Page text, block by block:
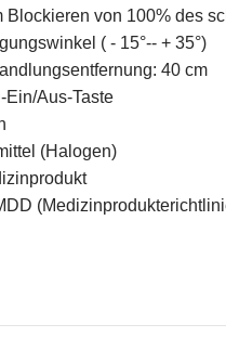
Blockieren von 100% des
( - 15°-- + 35°)
40 cm
Ein/Aus-Taste
(Halogen)